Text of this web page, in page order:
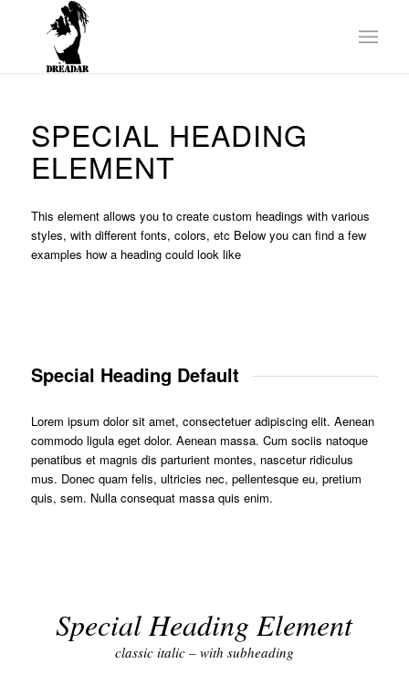
SPECIAL HEADING
ELEMENT
This element allows you to create custom headings with various
styles, with different fonts, colors, etc Below you can find a few
examples how a heading could look like
Special Heading Default
Lorem ipsum dolor sit amet, consectetuer adipiscing elit. Aenean
commodo ligula eget dolor. Aenean massa. Cum sociis natoque
penatibus et magnis dis parturient montes, nascetur ridiculus
mus. Donec quam felis, ultricies nec, pellentesque eu, pretium
quis, sem. Nulla consequat massa quis enim.
Special Heading Element
classic italic – with subheading